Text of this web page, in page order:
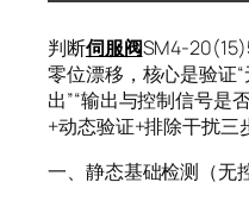
判断伺服阀SM4-
零位漂移，核心是验证
出”“输出与控制信号是
+动态验证+排除干扰三
一、静态基础检测（无